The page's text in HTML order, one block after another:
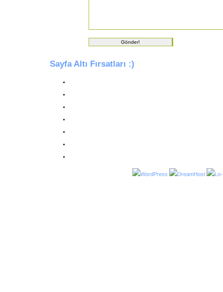
Sayfa Altı Fırsatları :)